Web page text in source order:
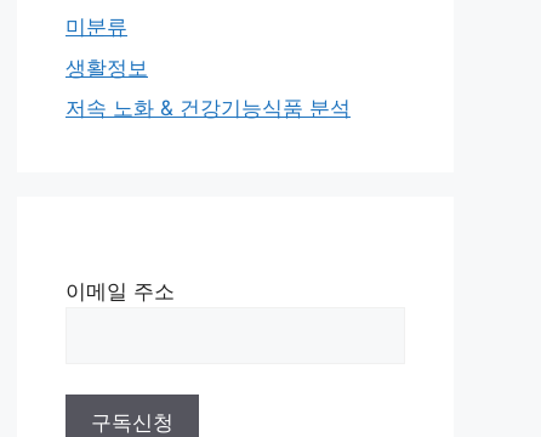
미분류
생활정보
저속 노화 & 건강기능식품 분석
이메일 주소